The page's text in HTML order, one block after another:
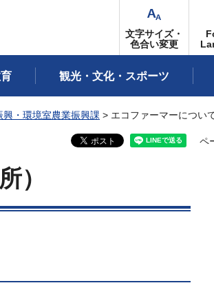
文字サイズ・
色合い変更
観光・文化・スポーツ
興・環境室農業振興課 > エコファーマーについ
ペ
）